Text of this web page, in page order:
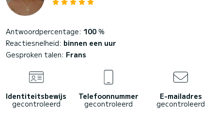
Antwoordpercentage: 100 %
Reactiesnelheid: binnen een uur
Gesproken talen: Frans
Identiteitsbewijs
gecontroleerd
Telefoonnummer
gecontroleerd
E-mailadres
gecontroleerd